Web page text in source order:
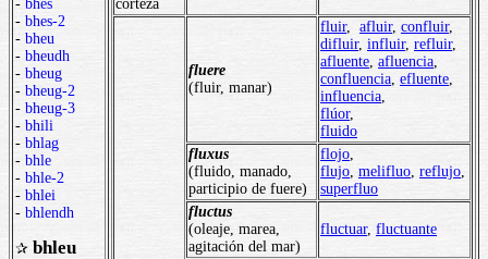
- bhes
- bhes-2
- bheu
- bheudh
- bheug
- bheug-2
- bheug-3
- bhili
- bhlag
- bhle
- bhle-2
- bhlei
- bhlendh
✰ bhleu
corteza
fluere
(fluir, manar)
fluir, afluir, confluir,
difluir, influir, refluir,
afluente afluencia
confluencia efluente
influencia
flúor,
fluido
fluxus
(fluido, manado,
participio de fuere)
flojo
flujo melifluo reflujo
superfluo
fluctus
(oleaje, marea,
agitación del mar)
fluctuar, fluctuante